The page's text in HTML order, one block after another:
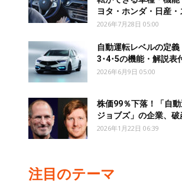
ヨタ・ホンダ・日産・
2026年7月28日 05:00
自動運転レベルの定義
3･4･5の機能・解説表
2026年6月9日 05:00
株価99％下落！「自
ジョブズ」の企業、破
2026年1月22日 06:39
注目のテーマ